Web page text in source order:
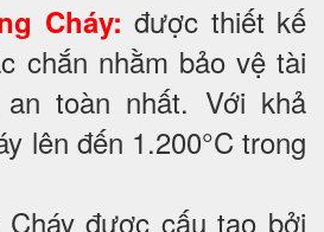
Cháy: được thiết kế
chắn nhằm bảo vệ tài
toàn nhất. Với khả
lên đến 1.200°C trong
Cháy được cấu tạo bởi